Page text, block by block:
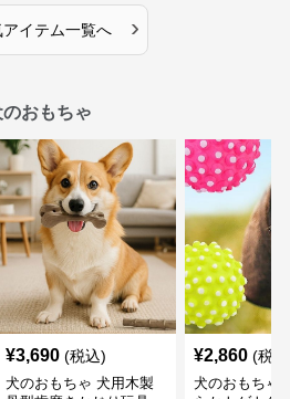
アイテム一覧へ ›
おもちゃ
¥3,690 (税込)
犬のおもちゃ 犬用木製
¥2,860 (税
犬のおもちゃ